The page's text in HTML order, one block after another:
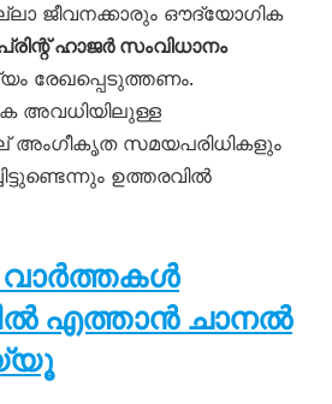
ജീവനക്കാരും ഔദ്യോഗിക
ഹാജർ സംവിധാനം
രേഖപ്പെടുത്തണം.
അവധിയിലുള്ള
അംഗീകൃത സമയപരിധികളും
ഉത്തരവിൽ
വാർത്തകൾ
എത്താൻ ചാനൽ